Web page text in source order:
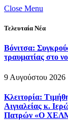
Close Menu
Τελευταία Νέα
Βόνιτσα:
τραυματίας στο
9 Αυγούστου 2026
Κλειτορία:
Αιγιαλείας κ.
Πατρών «Ο